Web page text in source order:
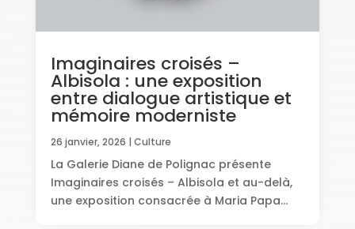
Imaginaires croisés –
Albisola : une exposition
entre dialogue artistique et
mémoire moderniste
26 janvier, 2026 | Culture
La Galerie Diane de Polignac présente
Imaginaires croisés – Albisola et au-delà,
une exposition consacrée à Maria Papa...